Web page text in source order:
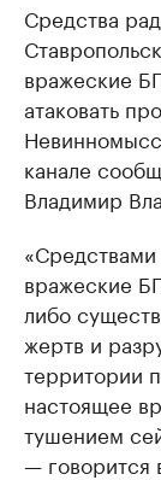
Средства
вражеские
атаковать
канале
Владимир
вражеские
либо
жертв и
территории
настоящее
тушением
— говорится